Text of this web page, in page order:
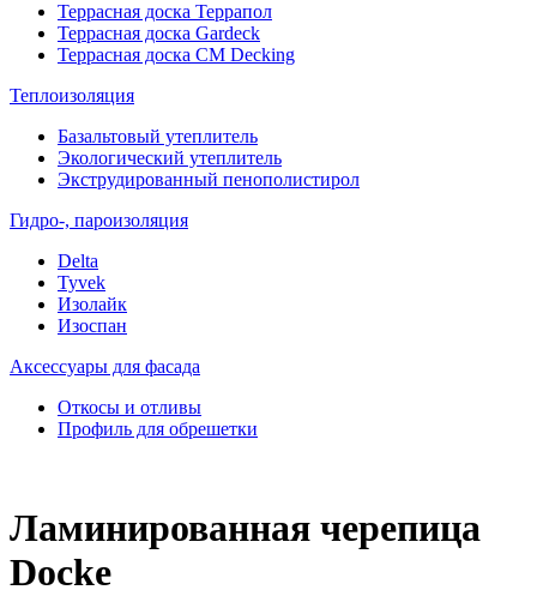
Террасная доска Террапол
Террасная доска Gardeck
Террасная доска CM Decking
Теплоизоляция
Базальтовый утеплитель
Экологический утеплитель
Экструдированный пенополистирол
Гидро-, пароизоляция
Delta
Tyvek
Изолайк
Изоспан
Аксессуары для фасада
Откосы и отливы
Профиль для обрешетки
Ламинированная черепица
Docke